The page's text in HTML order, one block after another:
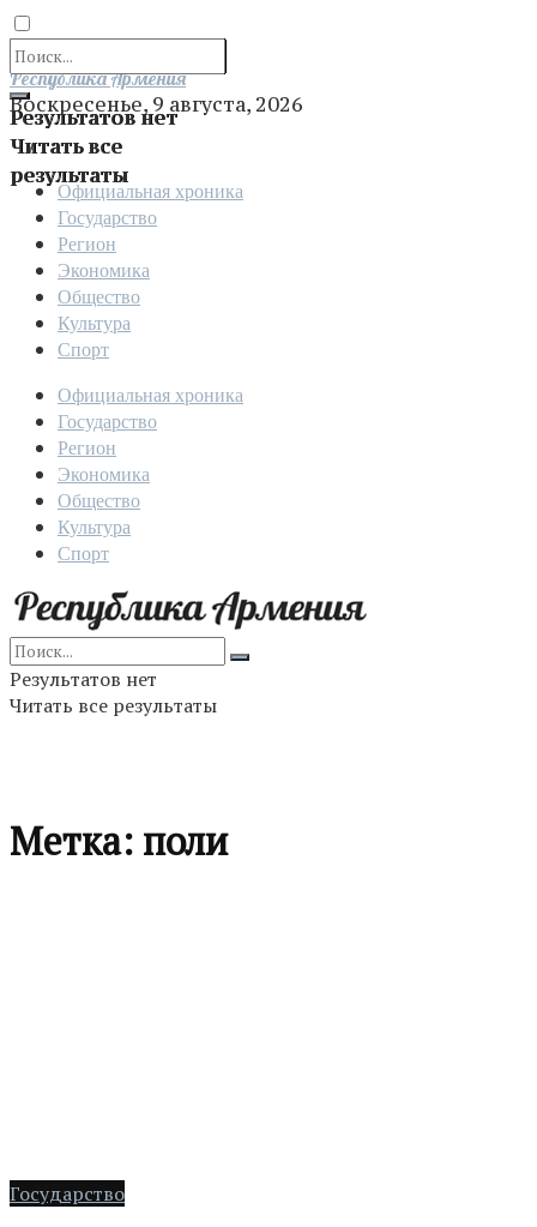
Результатов нет
Читать все
результаты
Отправить
Республика Армения
Воскресенье, 9 августа, 2026
Официальная хроника
Государство
Регион
Экономика
Общество
Культура
Спорт
Официальная хроника
Государство
Регион
Экономика
Общество
Культура
Спорт
Результатов нет
Читать все результаты
Метка: поли
Государство